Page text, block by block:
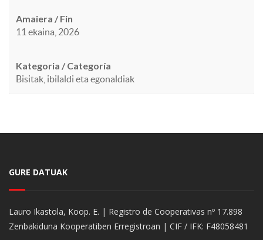
Amaiera / Fin
11 ekaina, 2026
Kategoria / Categoría
Bisitak, ibilaldi eta egonaldiak
GURE DATUAK
Lauro Ikastola, Koop. E. | Registro de Cooperativas nº 17.898
Zenbakiduna Kooperatiben Erregistroan | CIF / IFK: F48058481